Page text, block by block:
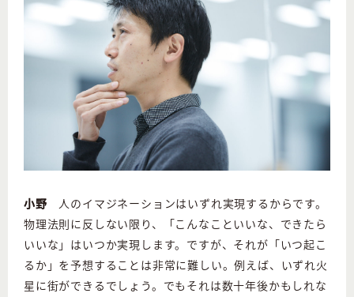
小野 人のイマジネーションはいずれ実現するからです。
物理法則に反しない限り、「こんなこといいな、できたら
いいな」はいつか実現します。ですが、それが「いつ起こ
るか」を予想することは非常に難しい。例えば、いずれ火
星に街ができるでしょう。でもそれは数十年後かもしれな